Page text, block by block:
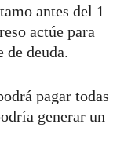
antes del 1
actúe para
de deuda.
pagar todas
generar un